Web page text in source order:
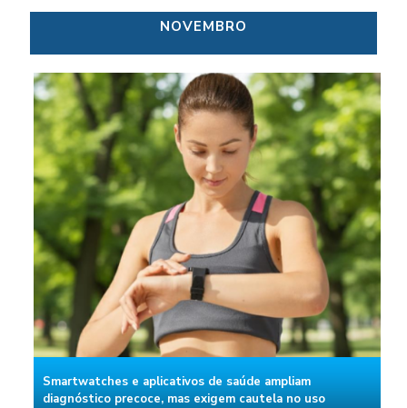
NOVEMBRO
Smartwatches e aplicativos de saúde ampliam
diagnóstico precoce, mas exigem cautela no uso